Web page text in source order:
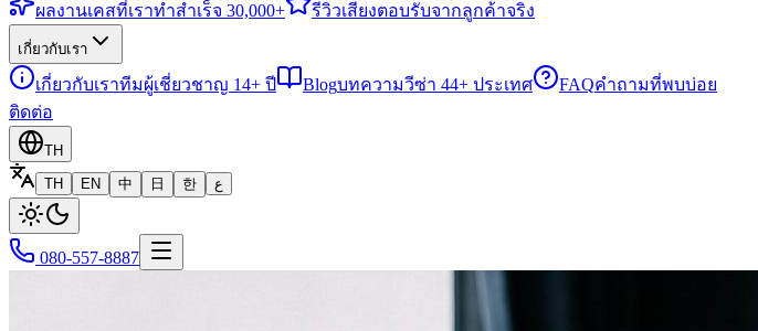
ผลงานเคสที่เราทำสำเร็จ 30,000+ รีวิวเสียงตอบรับจากลูกค้าจริง
เกี่ยวกับเรา
เกี่ยวกับเราทีมผู้เชี่ยวชาญ 14+ ปี Blogบทความวีซ่า 44+ ประเทศ FAQคำถามที่พบบ่อย
ติดต่อ
TH
TH
EN 中 日 한 ع
080-557-8887